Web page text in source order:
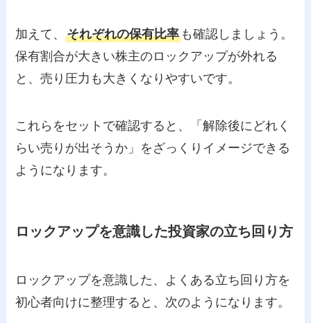
加えて、それぞれの保有比率 も確認しましょう。
保有割合が大きい株主のロックアップが外れる
と、売り圧力も大きくなりやすいです。
これらをセットで確認すると、「解除後にどれく
らい売りが出そうか」をざっくりイメージできる
ようになります。
ロックアップを意識した投資家の立ち回り方
ロックアップを意識した、よくある立ち回り方を
初心者向けに整理すると、次のようになります。